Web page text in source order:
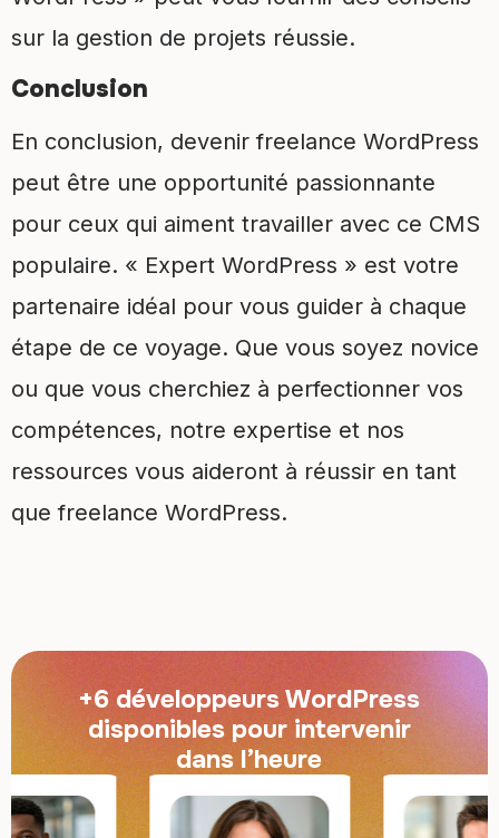
sur la gestion de projets réussie.
Conclusion
En conclusion, devenir freelance WordPress
peut être une opportunité passionnante
pour ceux qui aiment travailler avec ce CMS
populaire. « Expert WordPress » est votre
partenaire idéal pour vous guider à chaque
étape de ce voyage. Que vous soyez novice
ou que vous cherchiez à perfectionner vos
compétences, notre expertise et nos
ressources vous aideront à réussir en tant
que freelance WordPress.
+6 développeurs WordPress
disponibles pour intervenir
dans l’heure